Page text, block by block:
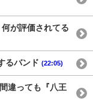
が評価されてる
るバンド (22:05)
違っても『八王